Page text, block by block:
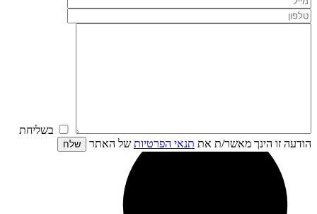
בשליחת
הודעה זו הינך מאשר/ת את תנאי הפרטיות של האתר